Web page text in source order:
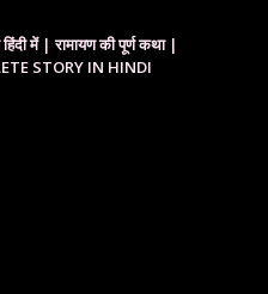
हिंदी में | रामायण की पूर्ण कथा |
STORY IN HINDI